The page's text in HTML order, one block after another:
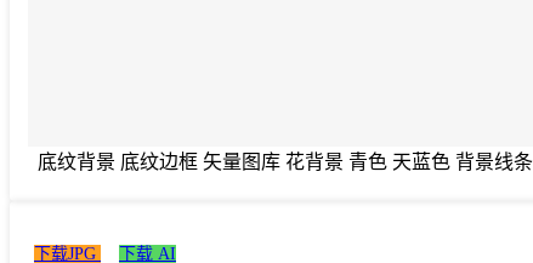
底纹背景 底纹边框 矢量图库 花背景 青色 天蓝色 背景线
下载JPG 下载 AI